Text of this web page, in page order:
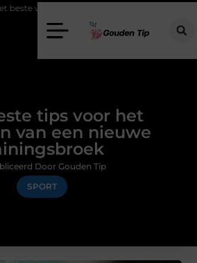
tips voor het
van een nieuwe
SPORT
Door Gouden Tip